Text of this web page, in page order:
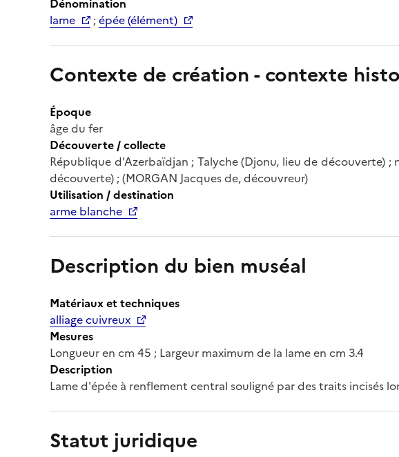
lame
;épée (élément)
Contexte de création - contexte
Époque
âge du fer
Découverte / collecte
République d'Azerbaïdjan ; Talyche (Djonu, lieu de découverte) ;
découverte) ; (MORGAN Jacques de, découvreur)
Utilisation / destination
arme blanche
Description du bien muséal
Matériaux et techniques
alliage cuivreux
Mesures
Longueur en cm 45 ; Largeur maximum de la lame en cm 3.4
Description
Lame d'épée à renflement central souligné par des traits incisés
Statut juridique